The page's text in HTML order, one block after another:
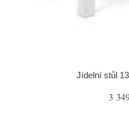
Jídelní stůl
3